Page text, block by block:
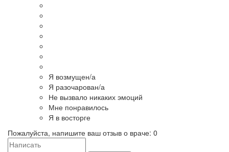
Я возмущен/а
Я разочарован/а
Не вызвало никаких эмоций
Мне понравилось
Я в восторге
Пожалуйста, напишите ваш отзыв о враче: 0